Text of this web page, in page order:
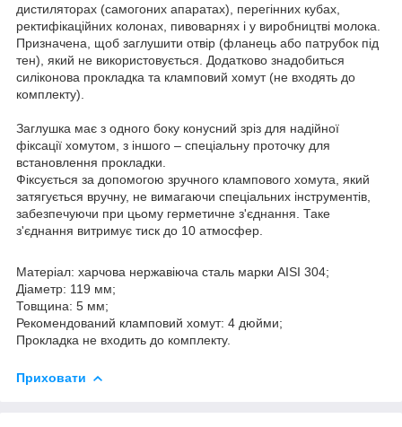
дистиляторах (самогоних апаратах), перегінних кубах,
ректифікаційних колонах, пивоварнях і у виробництві молока.
Призначена, щоб заглушити отвір (фланець або патрубок під
тен), який не використовується. Додатково знадобиться
силіконова прокладка та кламповий хомут (не входять до
комплекту).
Заглушка має з одного боку конусний зріз для надійної
фіксації хомутом, з іншого – спеціальну проточку для
встановлення прокладки.
Фіксується за допомогою зручного клампового хомута, який
затягується вручну, не вимагаючи спеціальних інструментів,
забезпечуючи при цьому герметичне з'єднання. Таке
з'єднання витримує тиск до 10 атмосфер.
Матеріал: харчова нержавіюча сталь марки AISI 304;
Діаметр: 119 мм;
Товщина: 5 мм;
Рекомендований кламповий хомут: 4 дюйми;
Прокладка не входить до комплекту.
Приховати